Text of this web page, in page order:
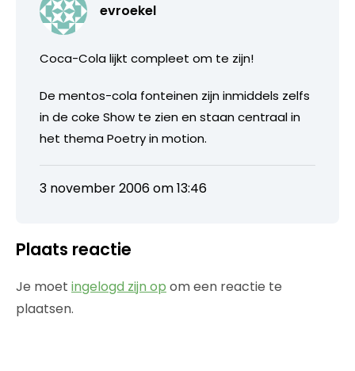
evroekel
Coca-Cola lijkt compleet om te zijn!
De mentos-cola fonteinen zijn inmiddels zelfs
in de coke Show te zien en staan centraal in
het thema Poetry in motion.
3 november 2006 om 13:46
Plaats reactie
Je moet ingelogd zijn op om een reactie te
plaatsen.